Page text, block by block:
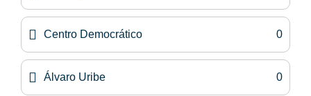
Centro Democrático 0
Álvaro Uribe 0